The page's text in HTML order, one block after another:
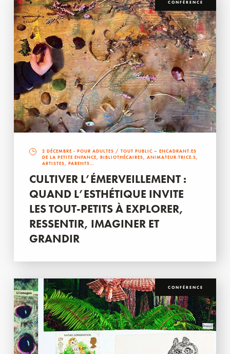
CONFÉRENCE
2 DÉCEMBRE - POUR ADULTES / TOUT PUBLIC – ENCADRANT.ES
DE LA PETITE ENFANCE, BIBLIOTHÉCAIRES, ANIMATEUR.TRICE.S,
ARTISTES, PARENTS…
CULTIVER L’ÉMERVEILLEMENT :
QUAND L’ESTHÉTIQUE INVITE
LES TOUT-PETITS À EXPLORER,
RESSENTIR, IMAGINER ET
GRANDIR
CONFÉRENCE